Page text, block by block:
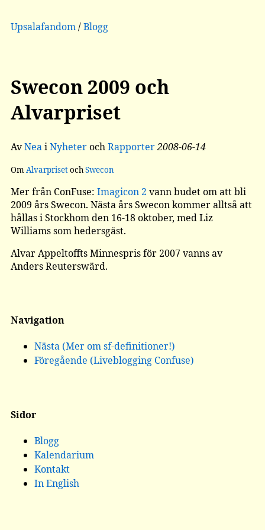
Upsalafandom/Blogg
Swecon 2009 och
Alvarpriset
AvNeaiNyheterochRapporter2008-06-14
OmAlvarprisetochSwecon
Mer från ConFuse: Imagicon 2 vann budet om att bli
2009 års Swecon. Nästa års Swecon kommer alltså att
hållas i Stockhom den 16-18 oktober, med Liz
Williams som hedersgäst.
Alvar Appeltoffts Minnespris för 2007 vanns av
Anders Reuterswärd.
Navigation
Nästa (Mer om sf-definitioner!)
Föregående (Liveblogging Confuse)
Sidor
Blogg
Kalendarium
Kontakt
In English